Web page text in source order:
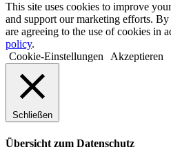
This site uses cookies to improve
and support our marketing efforts.
are agreeing to the use of cookies in
policy.
Cookie-Einstellungen
Akzeptieren
Schließen
Übersicht zum Datenschutz